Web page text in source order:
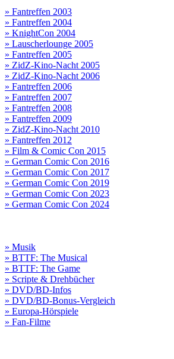
» Fantreffen 2003
» Fantreffen 2004
» KnightCon 2004
» Lauscherlounge 2005
» Fantreffen 2005
» ZidZ-Kino-Nacht 2005
» ZidZ-Kino-Nacht 2006
» Fantreffen 2006
» Fantreffen 2007
» Fantreffen 2008
» Fantreffen 2009
» ZidZ-Kino-Nacht 2010
» Fantreffen 2012
» Film & Comic Con 2015
» German Comic Con 2016
» German Comic Con 2017
» German Comic Con 2019
» German Comic Con 2023
» German Comic Con 2024
» Musik
» BTTF: The Musical
» BTTF: The Game
» Scripte & Drehbücher
» DVD/BD-Infos
» DVD/BD-Bonus-Vergleich
» Europa-Hörspiele
» Fan-Filme